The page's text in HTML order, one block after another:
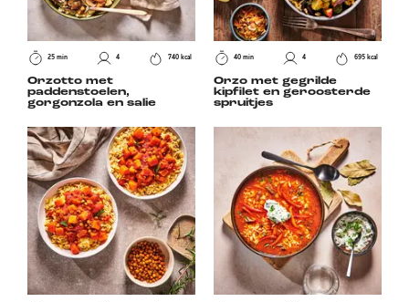
25 min 4 740 kcal
Orzotto met
paddenstoelen,
gorgonzola en salie
40 min 4 695 kcal
Orzo met gegrilde
kipfilet en geroosterde
spruitjes